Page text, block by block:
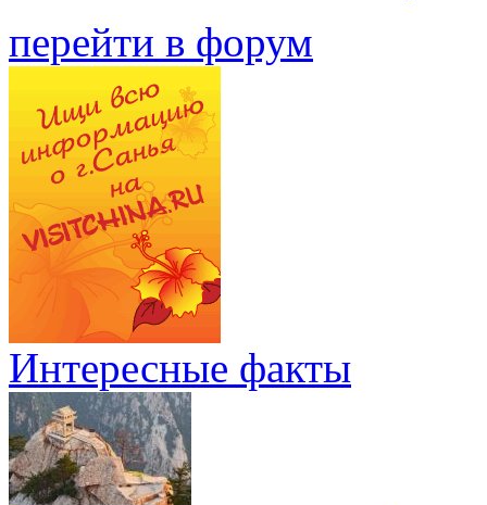
перейти в форум
Интересные факты